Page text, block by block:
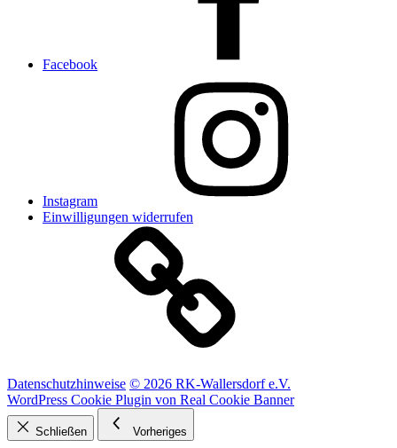
Facebook
Instagram
Einwilligungen widerrufen
Datenschutzhinweise © 2026 RK-Wallersdorf e.V.
WordPress Cookie Plugin von Real Cookie Banner
Schließen Vorheriges